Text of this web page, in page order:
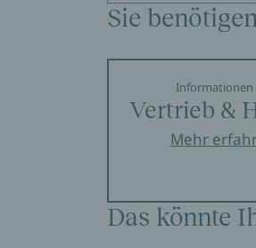
Sie
Informationen
Vertrieb &
Mehr
Das könnte